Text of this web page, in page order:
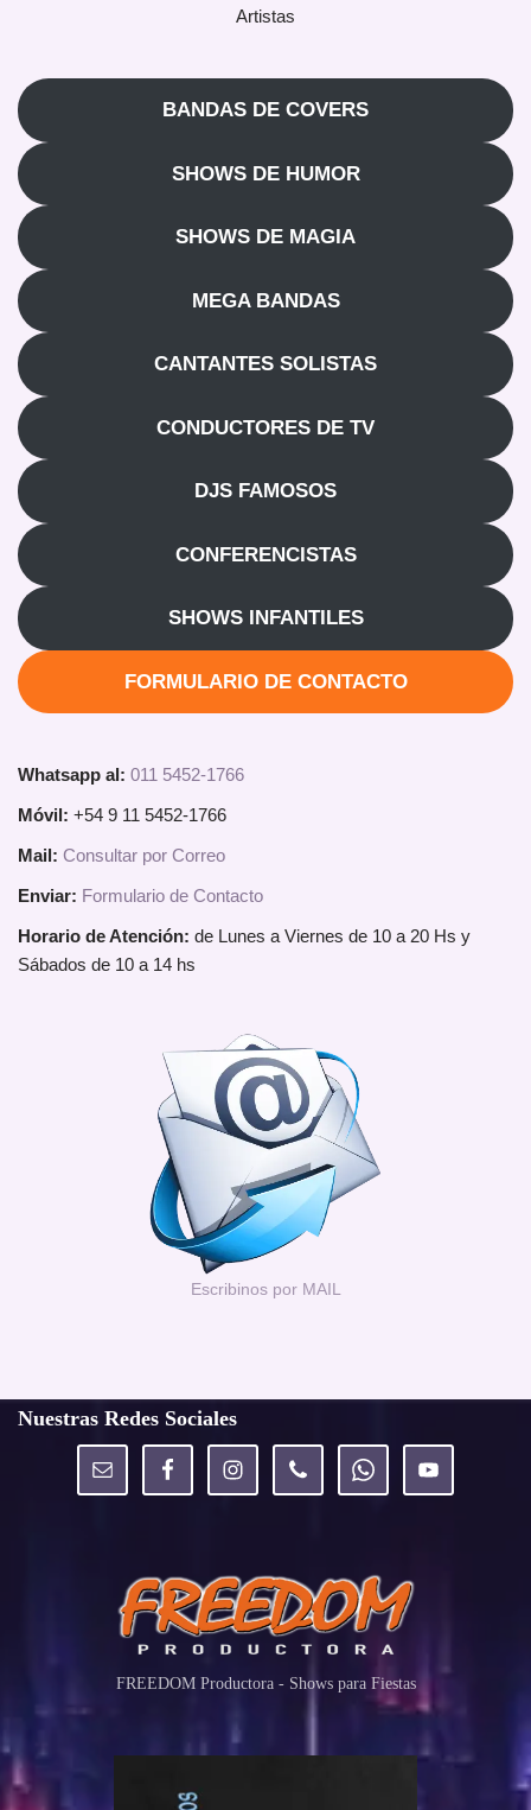
Artistas
BANDAS DE COVERS
SHOWS DE HUMOR
SHOWS DE MAGIA
MEGA BANDAS
CANTANTES SOLISTAS
CONDUCTORES DE TV
DJS FAMOSOS
CONFERENCISTAS
SHOWS INFANTILES
FORMULARIO DE CONTACTO
Whatsapp al: 011 5452-1766
Móvil: +54 9 11 5452-1766
Mail: Consultar por Correo
Enviar: Formulario de Contacto
Horario de Atención: de Lunes a Viernes de 10 a 20 Hs y
Sábados de 10 a 14 hs
Escribinos por MAIL
Nuestras Redes Sociales
FREEDOM Productora - Shows para Fiestas